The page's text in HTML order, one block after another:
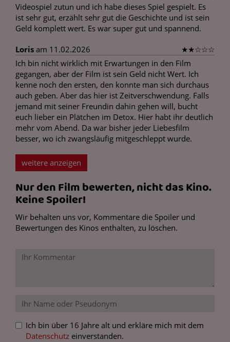
Videospiel zutun und ich habe dieses Spiel gespielt. Es
ist sehr gut, erzählt sehr gut die Geschichte und ist sein
Geld komplett wert. Es war super gut und spannend.
Loris am 11.02.2026 ★★☆☆☆
Ich bin nicht wirklich mit Erwartungen in den Film
gegangen, aber der Film ist sein Geld nicht Wert. Ich
kenne noch den ersten, den konnte man sich durchaus
auch geben. Aber das hier ist Zeitverschwendung. Falls
jemand mit seiner Freundin dahin gehen will, bucht
euch lieber ein Plätchen im Detox. Hier habt ihr deutlich
mehr vom Abend. Da war bisher jeder Liebesfilm
besser, wo ich zwangsläufig mitgeschleppt wurde.
weitere anzeigen
Nur den Film bewerten, nicht das Kino.
Keine Spoiler!
Wir behalten uns vor, Kommentare die Spoiler und
Bewertungen des Kinos enthalten, zu löschen.
Ich bin über 16 Jahre alt und erkläre mich mit dem
Datenschutz einverstanden.